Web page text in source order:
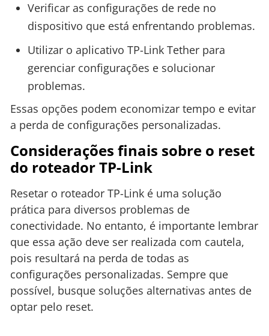
Verificar as configurações de rede no
dispositivo que está enfrentando problemas.
Utilizar o aplicativo TP-Link Tether para
gerenciar configurações e solucionar
problemas.
Essas opções podem economizar tempo e evitar
a perda de configurações personalizadas.
Considerações finais sobre o reset
do roteador TP-Link
Resetar o roteador TP-Link é uma solução
prática para diversos problemas de
conectividade. No entanto, é importante lembrar
que essa ação deve ser realizada com cautela,
pois resultará na perda de todas as
configurações personalizadas. Sempre que
possível, busque soluções alternativas antes de
optar pelo reset.